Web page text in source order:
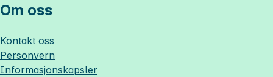
Om oss
Kontakt oss
Personvern
Informasjonskapsler